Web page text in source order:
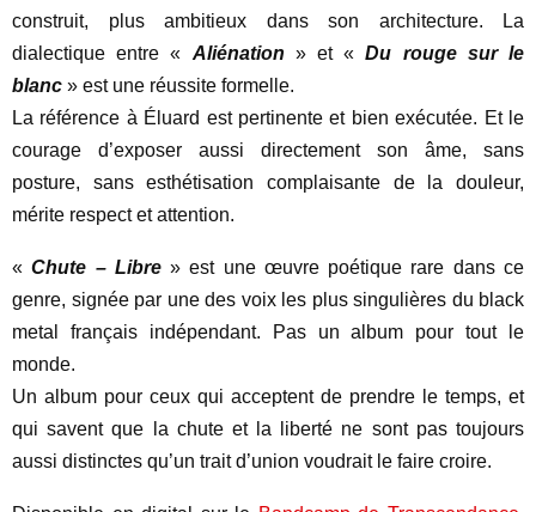
construit, plus ambitieux dans son architecture. La
dialectique entre « Aliénation » et «Du rouge sur le
blanc » est une réussite formelle.
La référence à Éluard est pertinente et bien exécutée. Et le
courage d’exposer aussi directement son âme, sans
posture, sans esthétisation complaisante de la douleur,
mérite respect et attention.
«Chute – Libre» est une œuvre poétique rare dans ce
genre, signée par une des voix les plus singulières du black
metal français indépendant. Pas un album pour tout le
monde.
Un album pour ceux qui acceptent de prendre le temps, et
qui savent que la chute et la liberté ne sont pas toujours
aussi distinctes qu’un trait d’union voudrait le faire croire.